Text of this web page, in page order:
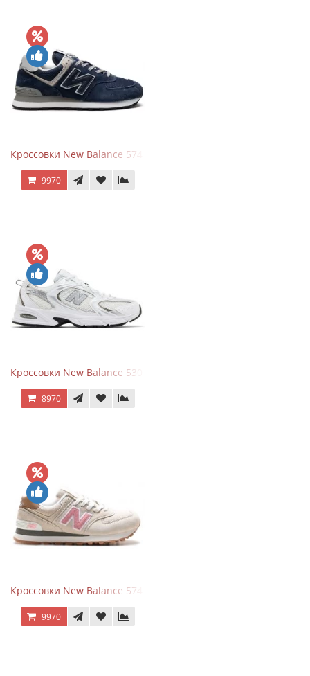
Кроссовки New Balance 574 Navy Blue Grey
9970
Кроссовки New Balance 530 White Silver Metallic
8970
Кроссовки New Balance 574 Power Beige Pink
9970